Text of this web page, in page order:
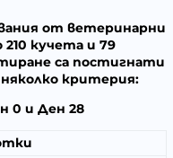
от ветеринарни
кучета и 79
са постигнати
критерия:
0 и Ден 28